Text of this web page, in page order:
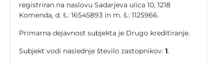
registriran na naslovu Sadarjeva ulica 10, 1218
Komenda, d. š.: 16545893 in m. š.: 1125966.
Primarna dejavnost subjekta je Drugo kreditiranje.
Subjekt vodi naslednje število zastopnikov: 1.